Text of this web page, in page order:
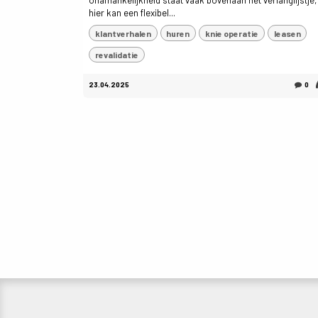
hier kan een flexibel...
klantverhalen huren knie operatie leasen
revalidatie
23.04.2025 0